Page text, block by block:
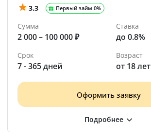
3.3 Первый займ 0%
Сумма
2 000 – 100 000 ₽
Ставка
до 0.8%
Срок
7 - 365 дней
Возраст
от 18 лет
Оформить заявку